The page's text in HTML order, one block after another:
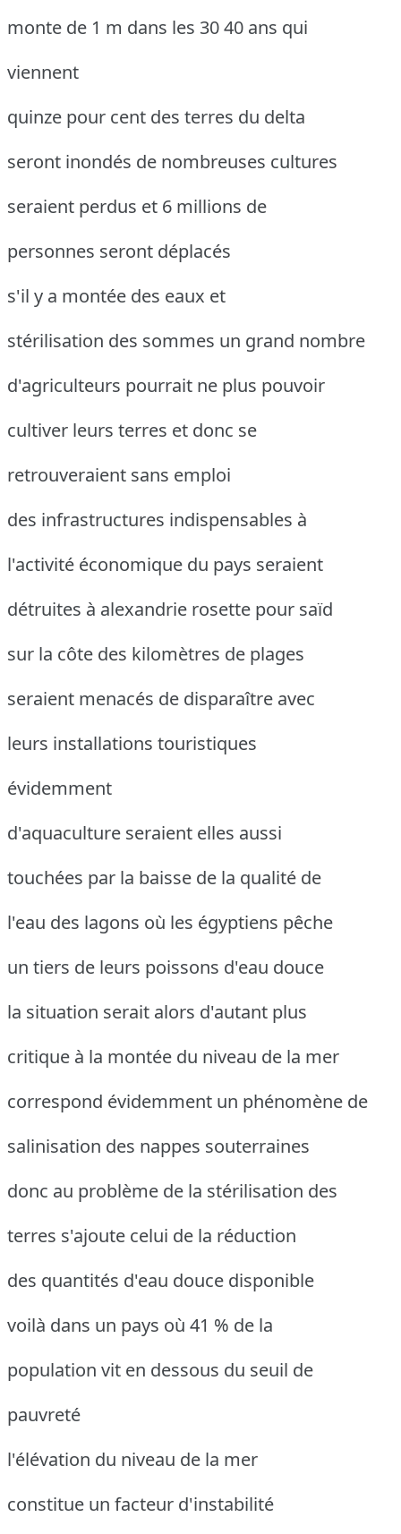
monte de 1 m dans les 30 40 ans qui
viennent
quinze pour cent des terres du delta
seront inondés de nombreuses cultures
seraient perdus et 6 millions de
personnes seront déplacés
s'il y a montée des eaux et
stérilisation des sommes un grand nombre
d'agriculteurs pourrait ne plus pouvoir
cultiver leurs terres et donc se
retrouveraient sans emploi
des infrastructures indispensables à
l'activité économique du pays seraient
détruites à alexandrie rosette pour saïd
sur la côte des kilomètres de plages
seraient menacés de disparaître avec
leurs installations touristiques
évidemment
d'aquaculture seraient elles aussi
touchées par la baisse de la qualité de
l'eau des lagons où les égyptiens pêche
un tiers de leurs poissons d'eau douce
la situation serait alors d'autant plus
critique à la montée du niveau de la mer
correspond évidemment un phénomène de
salinisation des nappes souterraines
donc au problème de la stérilisation des
terres s'ajoute celui de la réduction
des quantités d'eau douce disponible
voilà dans un pays où 41 % de la
population vit en dessous du seuil de
pauvreté
l'élévation du niveau de la mer
constitue un facteur d'instabilité